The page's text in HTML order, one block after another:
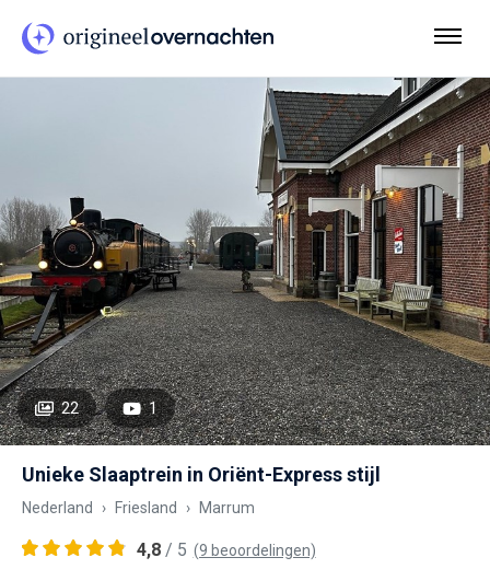
22 1
Unieke Slaaptrein in Oriënt-Express stijl
Nederland Friesland Marrum
4,8 / 5 (9 beoordelingen)